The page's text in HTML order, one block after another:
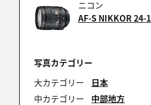
何気ないシーンですが とて
無駄のない切り取り 勉強にな
ぼちぼちになりますが また
～♪
ニコン
AF-S NIKKOR 24-
写真カテゴリー
大カテゴリー
日本
中カテゴリー
中部地方